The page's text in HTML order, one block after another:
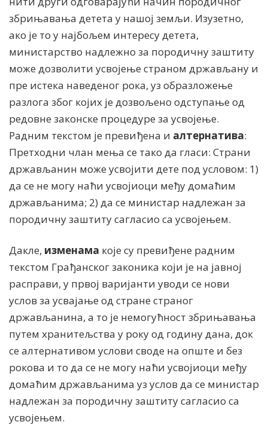
збрињавања детета у нашоj земљи. Изузетно,
ако jе то у наjбољем интересу детета,
министарство надлежно за породичну заштиту
може дозволити усвоjење страном држављану и
пре истека наведеног рока, уз образложење
разлога због коjих jе дозвољено одступање од
редовне законске процедуре за усвоjење.
Радним текстом је превиђена и алтернатива:
Претходни члан мења се тако да гласи: Страни
држављанин може усвоjити дете под условом: 1)
да се не могу наћи усвоjиоци међу домаћим
држављанима; 2) да се министар надлежан за
породичну заштиту сагласио са усвоjењем.
Дакле, изменама које су превиђене радним
текстом Грађанског законика који је на јавној
расправи, у првој варијанти уводи се нови
услов за усвајање од стране страног
држављанина, а то је немогућност збрињавања
путем хранитељства у року од годину дана, док
се алтернативом услови своде на опште и без
рокова и то да се не могу наћи усвоjиоци међу
домаћим држављанима уз услов да се министар
надлежан за породичну заштиту сагласио са
усвоjењем.